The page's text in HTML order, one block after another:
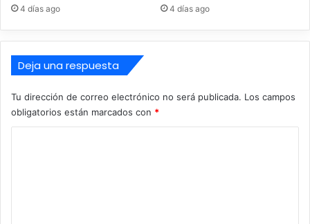
4 días ago 4 días ago
Deja una respuesta
Tu dirección de correo electrónico no será publicada. Los campos
obligatorios están marcados con *